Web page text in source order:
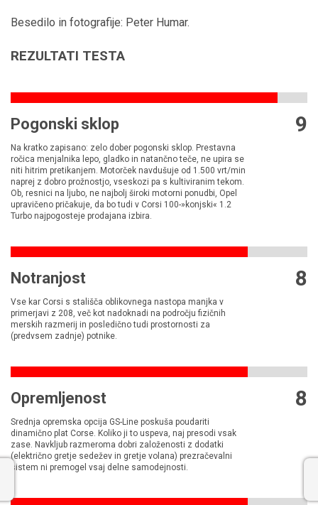
Besedilo in fotografije: Peter Humar.
REZULTATI TESTA
Pogonski sklop
Na kratko zapisano: zelo dober pogonski sklop. Prestavna
ročica menjalnika lepo, gladko in natančno teče, ne upira se
niti hitrim pretikanjem. Motorček navdušuje od 1.500 vrt/min
naprej z dobro prožnostjo, vseskozi pa s kultiviranim tekom.
Ob, resnici na ljubo, ne najbolj široki motorni ponudbi, Opel
upravičeno pričakuje, da bo tudi v Corsi 100-»konjski« 1.2
Turbo najpogosteje prodajana izbira.
9
Notranjost
Vse kar Corsi s stališča oblikovnega nastopa manjka v
primerjavi z 208, več kot nadoknadi na področju fizičnih
merskih razmerij in posledično tudi prostornosti za
(predvsem zadnje) potnike.
8
Opremljenost
Srednja opremska opcija GS-Line poskuša poudariti
dinamično plat Corse. Koliko ji to uspeva, naj presodi vsak
zase. Navkljub razmeroma dobri založenosti z dodatki
(električno gretje sedežev in gretje volana) prezračevalni
sistem ni premogel vsaj delne samodejnosti.
8